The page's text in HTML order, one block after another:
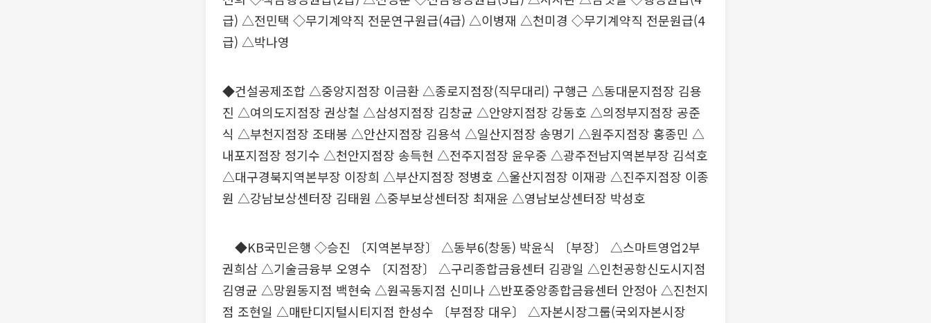
급) △전민택 ◇무기계약직 전문연구원급(4급) △이병재 △천미경 ◇무기계약직 전문원급(4
급) △박나영
◆건설공제조합 △중앙지점장 이금환 △종로지점장(직무대리) 구행근 △동대문지점장 김용
진 △여의도지점장 권상철 △삼성지점장 김창균 △안양지점장 강동호 △의정부지점장 공준
식 △부천지점장 조태봉 △안산지점장 김용석 △일산지점장 송명기 △원주지점장 홍종민 △
내포지점장 정기수 △천안지점장 송득현 △전주지점장 윤우중 △광주전남지역본부장 김석호
△대구경북지역본부장 이장희 △부산지점장 정병호 △울산지점장 이재광 △진주지점장 이종
원 △강남보상센터장 김태원 △중부보상센터장 최재윤 △영남보상센터장 박성호
◆KB국민은행 ◇승진 〔지역본부장〕 △동부6(창동) 박윤식 〔부장〕 △스마트영업2부
권희삼 △기술금융부 오영수 〔지점장〕 △구리종합금융센터 김광일 △인천공항신도시지점
김영균 △망원동지점 백현숙 △원곡동지점 신미나 △반포중앙종합금융센터 안정아 △진천지
점 조현일 △매탄디지털시티지점 한성수 〔부점장 대우〕 △자본시장그룹(국외자본시장